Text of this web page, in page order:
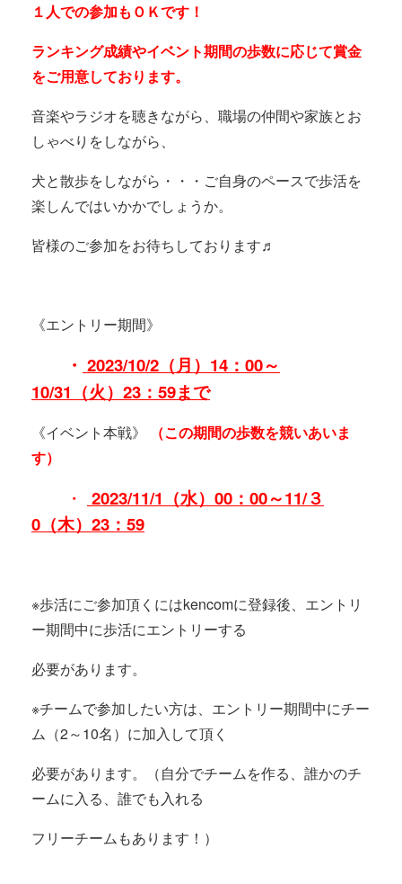
１人での参加もＯＫです！
ランキング成績やイベント期間の歩数に応じて賞金
をご用意しております。
音楽やラジオを聴きながら、職場の仲間や家族とお
しゃべりをしながら、
犬と散歩をしながら・・・ご自身のペースで歩活を
楽しんではいかかでしょうか。
皆様のご参加をお待ちしております♬
《エントリー期間》
・ 2023/10/2 （月） 14 ： 00～
10/31 （火） 23 ： 59まで
《イベント本戦》
（この期間の歩数を競いあいま
す）
・ 2023/11/1 （水） 00 ： 00～11/３
0 （木） 23 ： 59
※歩活にご参加頂くにはkencomに登録後、エントリ
ー期間中に歩活にエントリーする
必要があります。
※チームで参加したい方は、エントリー期間中にチー
ム（2～10名）に加入して頂く
必要があります。（自分でチームを作る、誰かのチ
ームに入る、誰でも入れる
フリーチームもあります！）